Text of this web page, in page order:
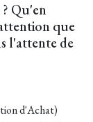
Qu'en
que
l'attente de
d'Achat)